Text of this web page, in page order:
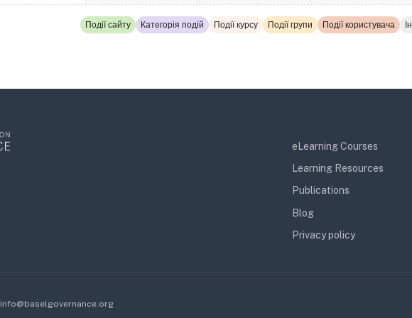
Події сайту Категорія подій Події курсу Події групи Події користувача
eLearning Courses
Learning Resources
Publications
Blog
Privacy policy
info@baselgovernance.org